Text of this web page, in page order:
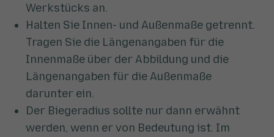
Werkstücks an.
Halten Sie Innen- und Außenmaße getrennt.
Tragen Sie die Längenangaben für die
Innenmaße über der Abbildung und die
Längenangaben für die Außenmaße
darunter ein.
Der Biegeradius sollte nur dann erwähnt
werden, wenn er von Bedeutung ist. Im